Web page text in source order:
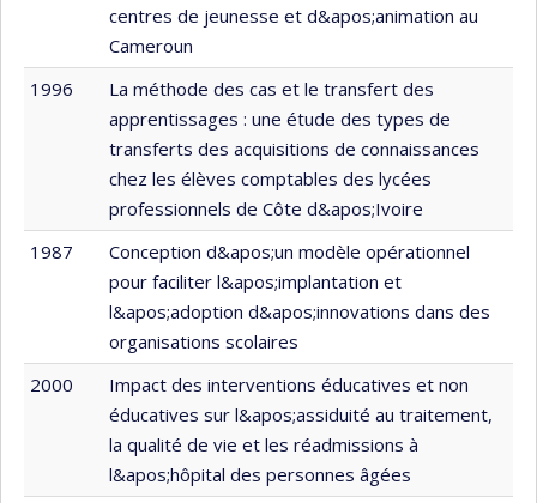
centres de jeunesse et d&apos;animation au
Cameroun
1996
La méthode des cas et le transfert des
apprentissages : une étude des types de
transferts des acquisitions de connaissances
chez les élèves comptables des lycées
professionnels de Côte d&apos;Ivoire
1987
Conception d&apos;un modèle opérationnel
pour faciliter l&apos;implantation et
l&apos;adoption d&apos;innovations dans des
organisations scolaires
2000
Impact des interventions éducatives et non
éducatives sur l&apos;assiduité au traitement,
la qualité de vie et les réadmissions à
l&apos;hôpital des personnes âgées